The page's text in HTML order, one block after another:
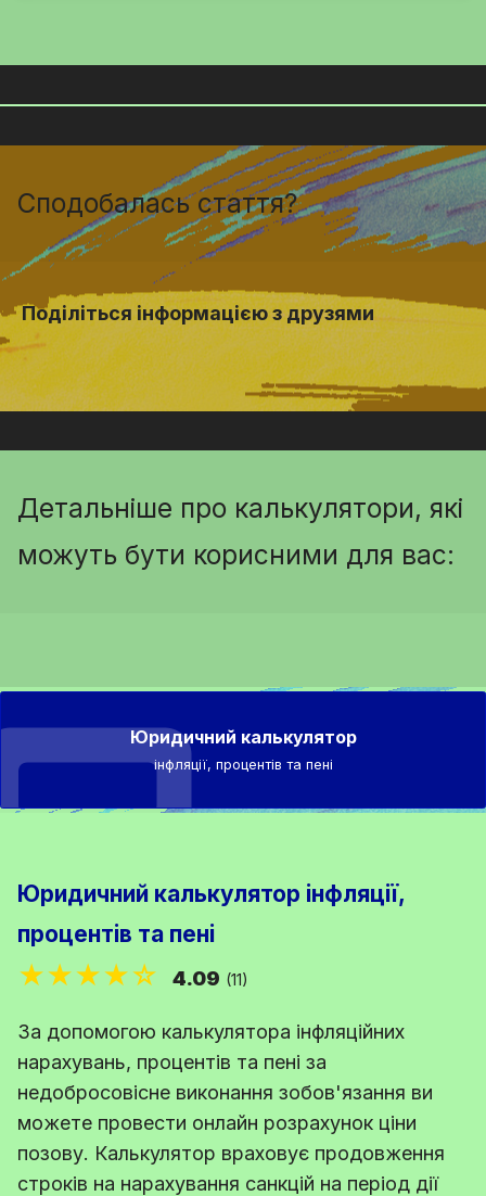
Сподобалась стаття?
Поділіться інформацією з друзями
Детальніше про калькулятори, які
можуть бути корисними для вас:
Юридичний калькулятор
інфляції, процентів та пені
Юридичний калькулятор інфляції,
процентів та пені
★★★★☆ 4.09 (11)
За допомогою калькулятора інфляційних
нарахувань, процентів та пені за
недобросовісне виконання зобов'язання ви
можете провести онлайн розрахунок ціни
позову. Калькулятор враховує продовження
строків на нарахування санкцій на період дії